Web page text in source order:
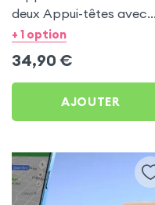
deux Appui-têtes avec
Tête rotative à 360° pour
+ 1 option
34,90 €
AJOUTER